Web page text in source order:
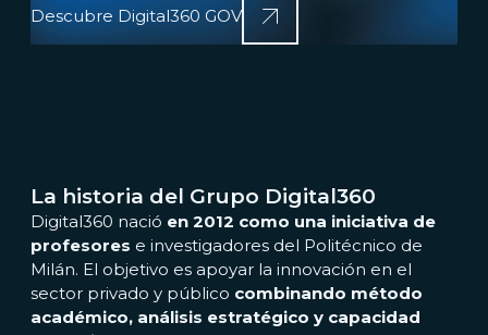
Descubre Digital360 GOV
La historia del Grupo Digital360
Digital360 nació en 2012 como una iniciativa de
profesores e investigadores del Politécnico de
Milán. El objetivo es apoyar la innovación en el
sector privado y público combinando método
académico, análisis estratégico y capacidad